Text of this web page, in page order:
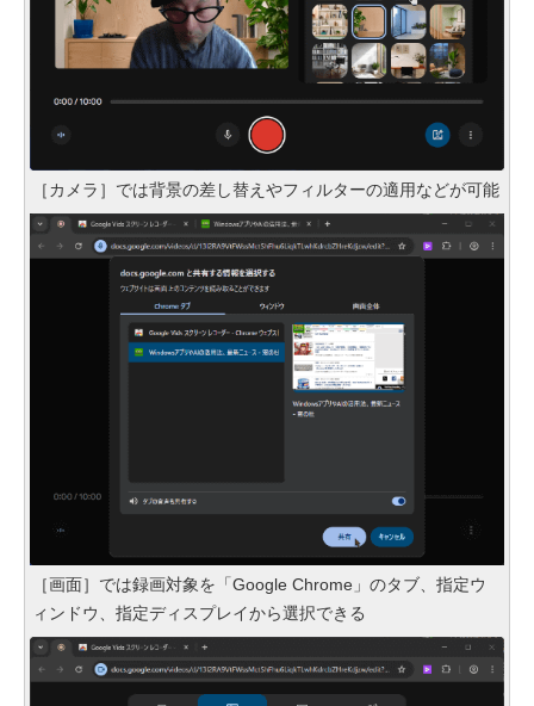
［カメラ］では背景の差し替えやフィルターの適用などが可能
［画面］では録画対象を「Google Chrome」のタブ、指定ウ
ィンドウ、指定ディスプレイから選択できる